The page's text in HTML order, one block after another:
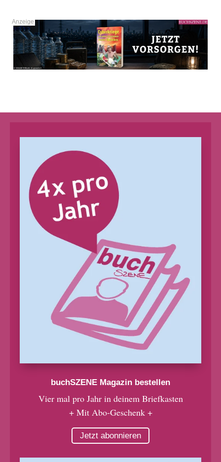
buchSZENE Magazin bestellen
Vier mal pro Jahr in deinem Briefkasten
+ Mit Abo-Geschenk +
Jetzt abonnieren